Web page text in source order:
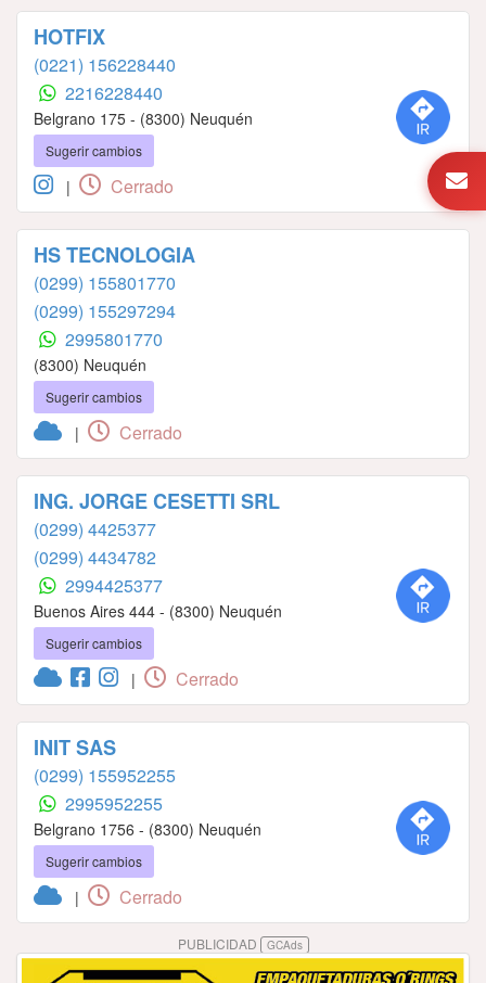
HOTFIX
(0221) 156228440
2216228440
Belgrano 175 - (8300) Neuquén
Sugerir cambios
| Cerrado
HS TECNOLOGIA
(0299) 155801770
(0299) 155297294
2995801770
(8300) Neuquén
Sugerir cambios
| Cerrado
ING. JORGE CESETTI SRL
(0299) 4425377
(0299) 4434782
2994425377
Buenos Aires 444 - (8300) Neuquén
Sugerir cambios
| Cerrado
INIT SAS
(0299) 155952255
2995952255
Belgrano 1756 - (8300) Neuquén
Sugerir cambios
| Cerrado
PUBLICIDAD GCAds